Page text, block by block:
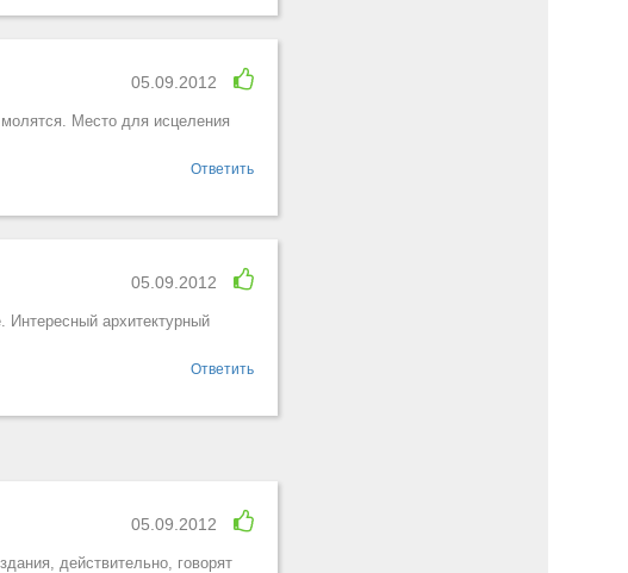
05.09.2012
Место для исцеления
Ответить
05.09.2012
архитектурный
Ответить
05.09.2012
действительно, говорят